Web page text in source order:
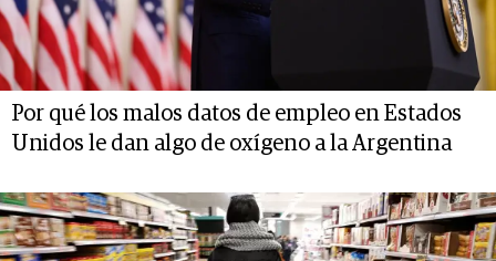
Por qué los malos datos de empleo en Estados
Unidos le dan algo de oxígeno a la Argentina